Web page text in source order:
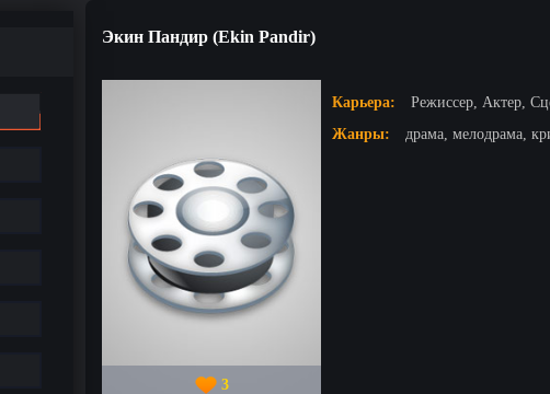
Экин Пандир (Ekin Pandir)
3
Карьера:
Режиссер, Актер,
Жанры:
драма, мелодрама,